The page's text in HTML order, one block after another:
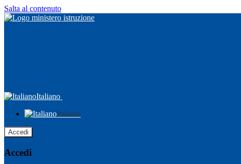
Salta al contenuto
Italiano
Italiano
Accedi
Accedi